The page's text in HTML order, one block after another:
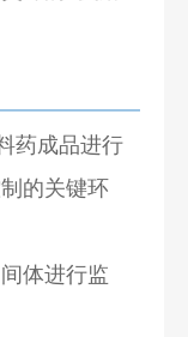
药成品进行
的关键环
体进行监